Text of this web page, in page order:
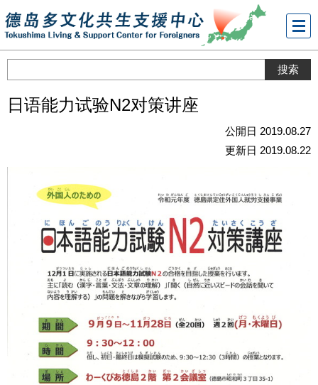
メニ
ュー
日语能力试验N2对策讲座
公開日 2019.08.27
更新日 2019.08.22